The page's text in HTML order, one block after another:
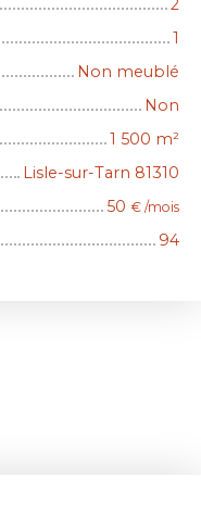
1
Non meublé
Non
1 500 m²
Lisle-sur-Tarn 81310
50 € /mois
94